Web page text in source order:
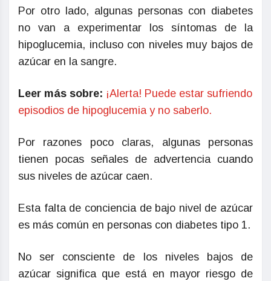
Por otro lado, algunas personas con diabetes
no van a experimentar los síntomas de la
hipoglucemia, incluso con niveles muy bajos de
azúcar en la sangre.
Leer más sobre: ¡Alerta! Puede estar sufriendo
episodios de hipoglucemia y no saberlo.
Por razones poco claras, algunas personas
tienen pocas señales de advertencia cuando
sus niveles de azúcar caen.
Esta falta de conciencia de bajo nivel de azúcar
es más común en personas con diabetes tipo 1.
No ser consciente de los niveles bajos de
azúcar significa que está en mayor riesgo de